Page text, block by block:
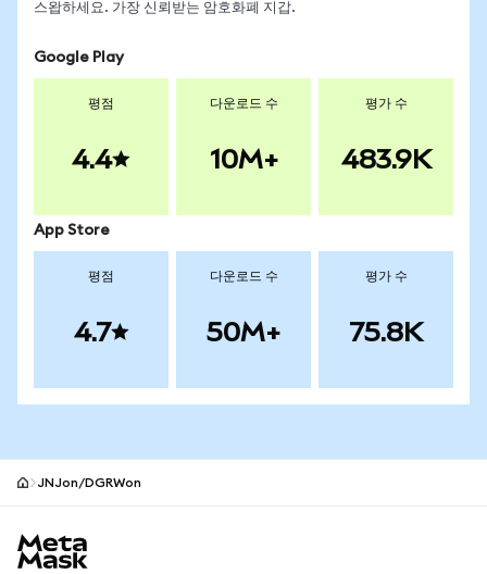
스왑하세요. 가장 신뢰받는 암호화폐 지갑.
Google Play
평점
4.4
다운로드 수
10M+
평가 수
483.9K
App Store
평점
4.7
다운로드 수
50M+
평가 수
75.8K
JNJon/DGRWon